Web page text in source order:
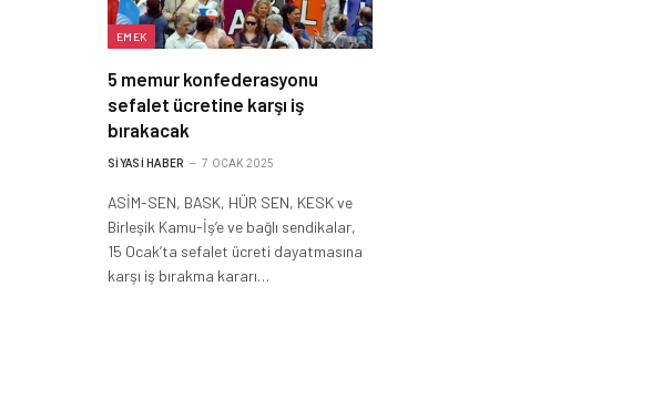
EMEK
5 memur konfederasyonu
sefalet ücretine karşı iş
bırakacak
SIYASI HABER 7 OCAK 2025
ASİM-SEN, BASK, HÜR SEN, KESK ve
Birleşik Kamu-İş’e ve bağlı sendikalar,
15 Ocak’ta sefalet ücreti dayatmasına
karşı iş bırakma kararı…